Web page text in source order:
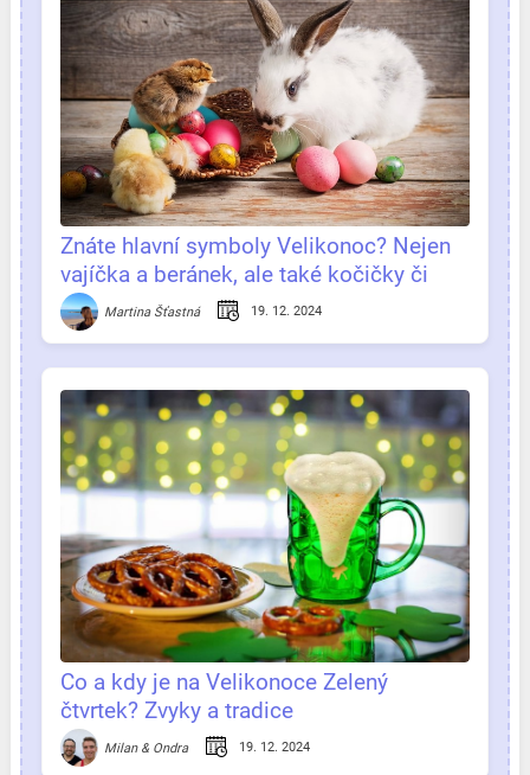
Znáte hlavní symboly Velikonoc? Nejen
vajíčka a beránek, ale také kočičky či
oheňMartina Šťastná 19. 12. 2024
Co a kdy je na Velikonoce Zelený
čtvrtek? Zvyky a tradice
Milan & Ondra 19. 12. 2024